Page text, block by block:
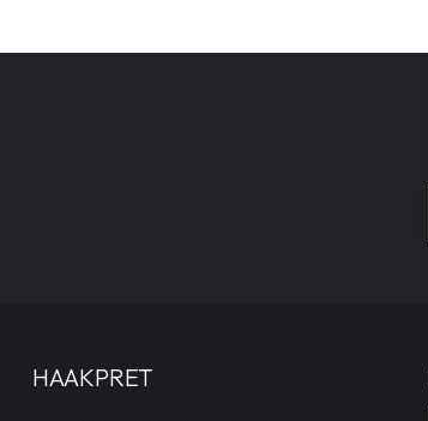
HAAKPRET